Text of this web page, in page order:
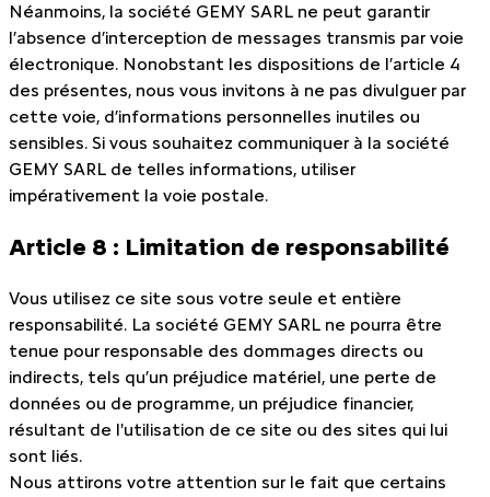
Néanmoins, la société GEMY SARL ne peut garantir
l’absence d’interception de messages transmis par voie
électronique. Nonobstant les dispositions de l’article 4
des présentes, nous vous invitons à ne pas divulguer par
cette voie, d’informations personnelles inutiles ou
sensibles. Si vous souhaitez communiquer à la société
GEMY SARL de telles informations, utiliser
impérativement la voie postale.
Article 8 : Limitation de responsabilité
Vous utilisez ce site sous votre seule et entière
responsabilité. La société GEMY SARL ne pourra être
tenue pour responsable des dommages directs ou
indirects, tels qu’un préjudice matériel, une perte de
données ou de programme, un préjudice financier,
résultant de l'utilisation de ce site ou des sites qui lui
sont liés.
Nous attirons votre attention sur le fait que certains